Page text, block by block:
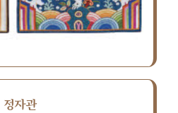
정자관